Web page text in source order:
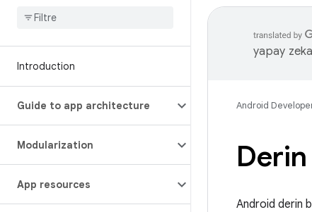
Introduction
Guide to app architecture
Modularization
App resources
yapay
Android
Android derin